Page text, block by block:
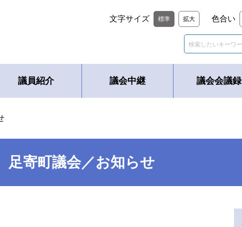
文字サイズ 標準 拡大 色合い
議員紹介 議会中継 議会会議録
足寄町議会／お知らせ